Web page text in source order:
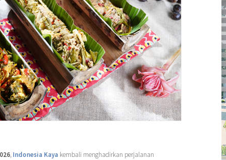
, Indonesia Kaya kembali menghadirkan perjalanan